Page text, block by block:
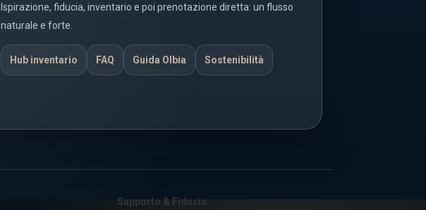
Ispirazione, fiducia, inventario e poi prenotazione diretta: un flusso
naturale e forte.
Hub inventario FAQ Guida Olbia Sostenibilità
Supporto & Fiducia